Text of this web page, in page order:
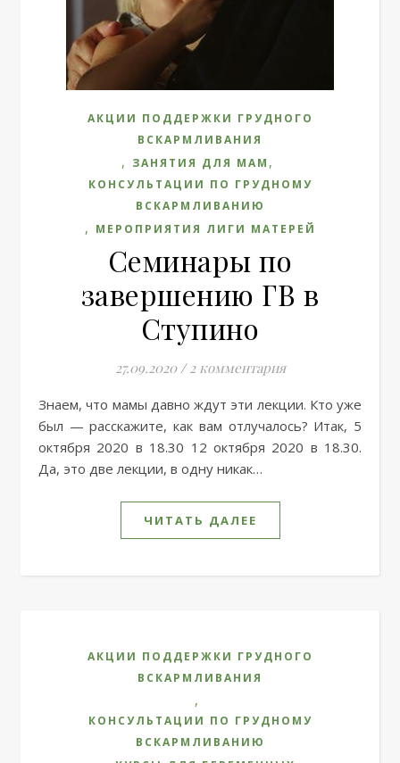
АКЦИИ ПОДДЕРЖКИ ГРУДНОГО
ВСКАРМЛИВАНИЯ
, ЗАНЯТИЯ ДЛЯ МАМ ,
КОНСУЛЬТАЦИИ ПО ГРУДНОМУ
ВСКАРМЛИВАНИЮ
, МЕРОПРИЯТИЯ ЛИГИ МАТЕРЕЙ
Семинары по
завершению ГВ в
Ступино
27.09.2020 / 2 комментария
Знаем, что мамы давно ждут эти лекции. Кто уже
был — расскажите, как вам отлучалось? Итак, 5
октября 2020 в 18.30 12 октября 2020 в 18.30.
Да, это две лекции, в одну никак…
ЧИТАТЬ ДАЛЕЕ
АКЦИИ ПОДДЕРЖКИ ГРУДНОГО
ВСКАРМЛИВАНИЯ
,
КОНСУЛЬТАЦИИ ПО ГРУДНОМУ
ВСКАРМЛИВАНИЮ